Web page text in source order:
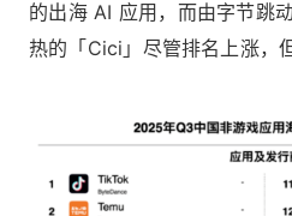
的出海 AI 应用，而由字节跳
热的「Cici」尽管排名上涨，